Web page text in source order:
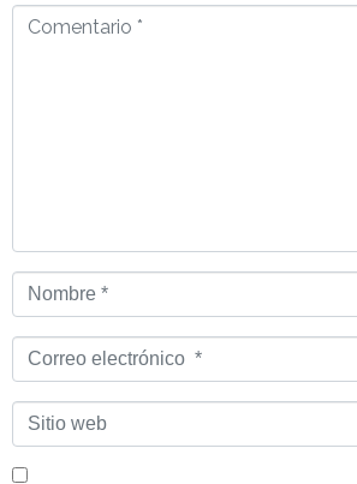
Comentario
Nombre
Correo
electrónico
*
Sitio
web